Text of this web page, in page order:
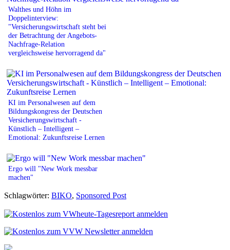
Walthes und Höhn im
Doppelinterview:
"Versicherungswirtschaft steht bei
der Betrachtung der Angebots-
Nachfrage-Relation
vergleichsweise hervorragend da"
KI im Personalwesen auf dem
Bildungskongress der Deutschen
Versicherungswirtschaft -
Künstlich – Intelligent –
Emotional: Zukunftsreise Lernen
Ergo will "New Work messbar
machen"
Schlagwörter: BIKO, Sponsored Post